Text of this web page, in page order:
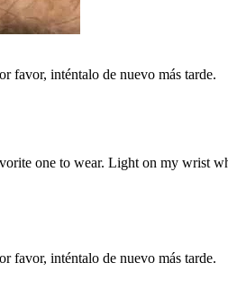
favor, inténtalo de nuevo más tarde.
one to wear. Light on my wrist
favor, inténtalo de nuevo más tarde.